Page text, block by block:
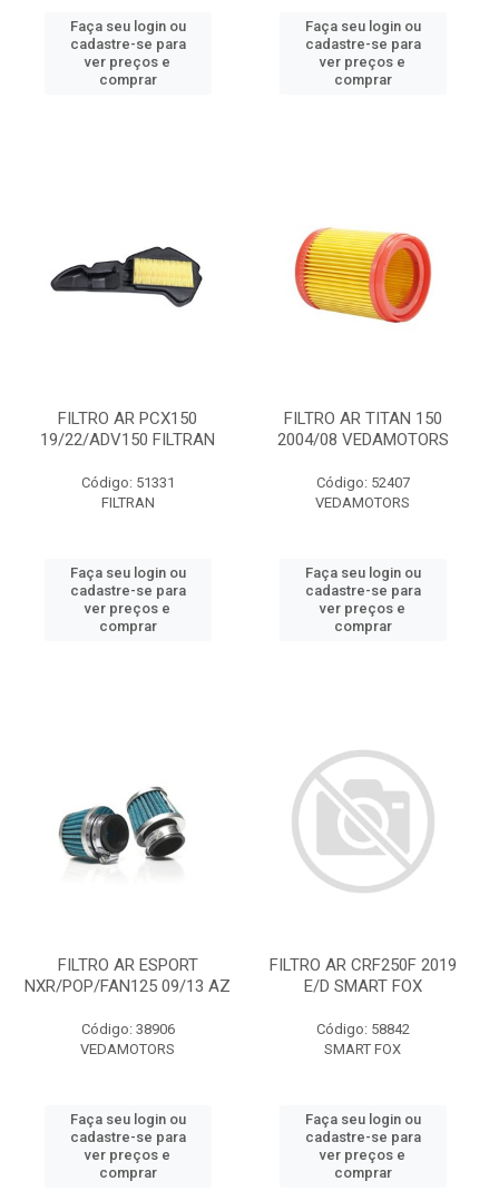
Faça seu login ou
cadastre-se para
ver preços e
comprar
Faça seu login ou
cadastre-se para
ver preços e
comprar
FILTRO AR PCX150
19/22/ADV150 FILTRAN
Código: 51331
FILTRAN
Faça seu login ou
cadastre-se para
ver preços e
comprar
FILTRO AR TITAN 150
2004/08 VEDAMOTORS
Código: 52407
VEDAMOTORS
Faça seu login ou
cadastre-se para
ver preços e
comprar
FILTRO AR ESPORT
NXR/POP/FAN125 09/13 AZ
Código: 38906
VEDAMOTORS
Faça seu login ou
cadastre-se para
ver preços e
comprar
FILTRO AR CRF250F 2019
E/D SMART FOX
Código: 58842
SMART FOX
Faça seu login ou
cadastre-se para
ver preços e
comprar